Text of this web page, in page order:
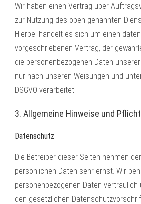
Wir haben einen Vertrag über
zur Nutzung des oben genannten
Hierbei handelt es sich um einen
vorgeschriebenen Vertrag, der
die personenbezogenen Daten
nur nach unseren Weisungen und
DSGVO verarbeitet.
3. Allgemeine Hinweise und
Datenschutz
Die Betreiber dieser Seiten nehmen
persönlichen Daten sehr ernst. Wir
personenbezogenen Daten vertraulich
den gesetzlichen